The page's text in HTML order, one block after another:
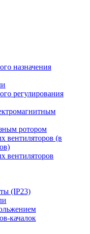
назначения
регулирования
ротором
вентиляторов (в
вентиляторов
(IP23)
качалок